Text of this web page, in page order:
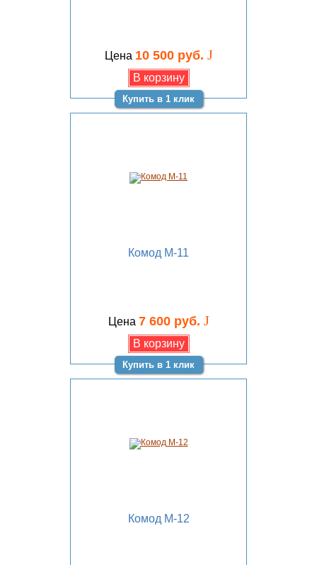
Цена 10 500 руб. J
Купить в 1 клик
Комод М-11
Цена 7 600 руб. J
Купить в 1 клик
Комод М-12